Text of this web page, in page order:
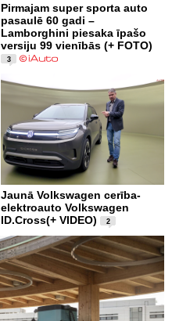
Pirmajam super sporta auto
pasaulē 60 gadi –
Lamborghini piesaka īpašo
versiju 99 vienībās (+ FOTO)
3
Jaunā Volkswagen cerība-
elektroauto Volkswagen
ID.Cross(+ VIDEO)
2